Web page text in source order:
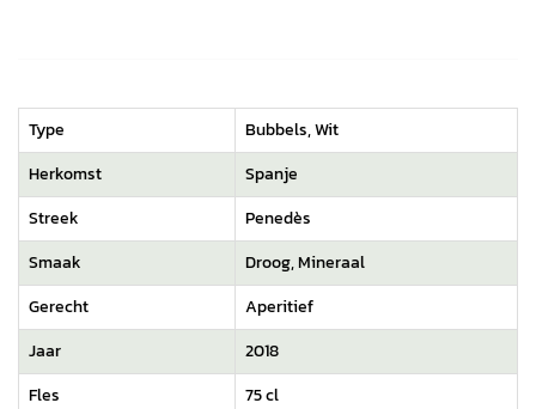
Type
Bubbels, Wit
Herkomst
Spanje
Streek
Penedès
Smaak
Droog, Mineraal
Gerecht
Aperitief
Jaar
2018
Fles
75 cl